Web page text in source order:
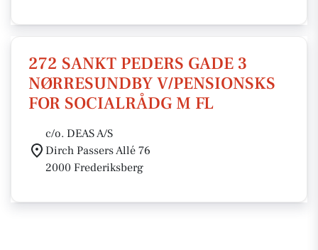
272 SANKT PEDERS GADE 3
NØRRESUNDBY V/PENSIONSKS
FOR SOCIALRÅDG M FL
c/o. DEAS A/S
Dirch Passers Allé 76
2000 Frederiksberg